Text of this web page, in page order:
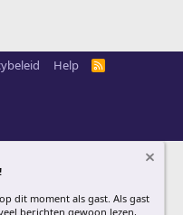
Help
R
dit moment als gast. Als gast
berichten gewoon lezen,